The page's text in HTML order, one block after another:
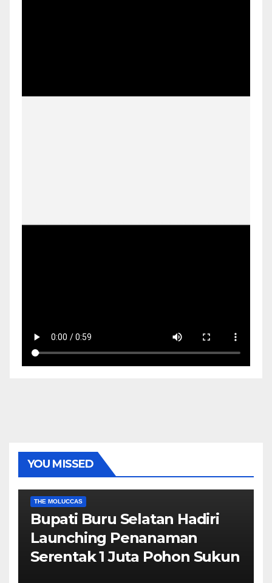
YOU MISSED
THE MOLUCCAS
Bupati Buru Selatan Hadiri
Launching Penanaman
Serentak 1 Juta Pohon Sukun